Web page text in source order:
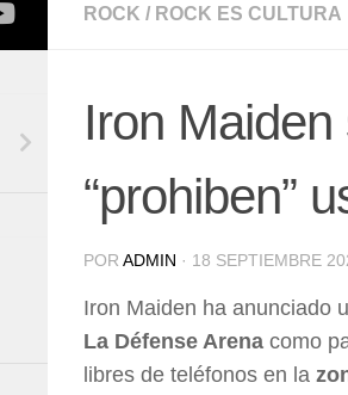
ROCK / ROCK ES CULTURA
Iron
“prohiben”
POR ADMIN · 18 SEPTIEMBRE
Iron Maiden ha anunciado
La Défense Arena como
libres de teléfonos en la